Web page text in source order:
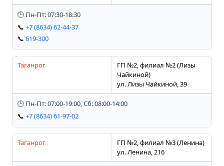
🕒 Пн-Пт: 07:30-18:30
📞 +7 (8634) 62-44-37
📞 619-300
Таганрог
ГП №2, филиал №2 (Лизы
Чайкиной)
ул. Лизы Чайкиной, 39
🕒 Пн-Пт: 07:00-19:00, Сб: 08:00-14:00
📞 +7 (8634) 61-97-02
Таганрог
ГП №2, филиал №3 (Ленина)
ул. Ленина, 216